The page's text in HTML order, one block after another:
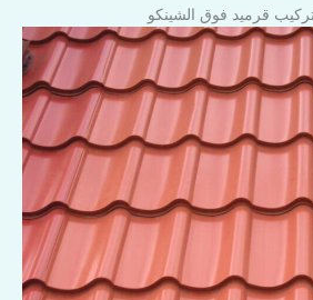
تركيب قرميد فوق الشينكو